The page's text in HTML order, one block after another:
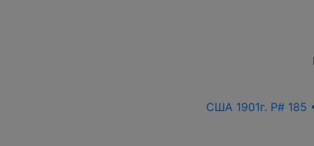
США 1901г. P# 185